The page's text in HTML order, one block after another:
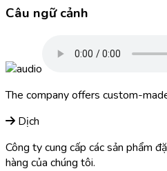
Câu ngữ cảnh
The company offers custom-
Dịch
Công ty cung cấp các sản phẩm
hàng của chúng tôi.